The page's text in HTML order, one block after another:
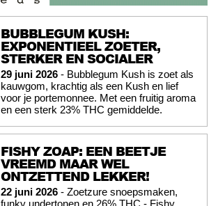
BUBBLEGUM KUSH:
EXPONENTIEEL ZOETER,
STERKER EN SOCIALER
29 juni 2026 - Bubblegum Kush is zoet als
kauwgom, krachtig als een Kush en lief
voor je portemonnee. Met een fruitig aroma
en een sterk 23% THC gemiddelde.
FISHY ZOAP: EEN BEETJE
VREEMD MAAR WEL
ONTZETTEND LEKKER!
22 juni 2026 - Zoetzure snoepsmaken,
funky undertonen en 26% THC - Fishy